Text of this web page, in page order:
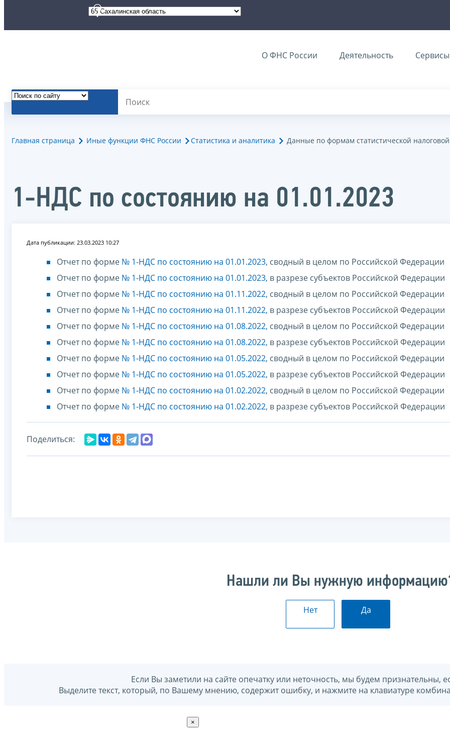
О ФНС России Деятельность Сервисы
Главная страница Иные функции ФНС России Статистика и аналитика Данные по формам статистической
1-НДС по состоянию на 01.01.2023
Дата публикации: 23.03.2023 10:27
Отчет по форме № 1-НДС по состоянию на 01.01.2023, сводный в целом по Российской Федерации
Отчет по форме № 1-НДС по состоянию на 01.01.2023, в разрезе субъектов Российской Федерации
Отчет по форме № 1-НДС по состоянию на 01.11.2022, сводный в целом по Российской Федерации
Отчет по форме № 1-НДС по состоянию на 01.11.2022, в разрезе субъектов Российской Федерации
Отчет по форме № 1-НДС по состоянию на 01.08.2022, сводный в целом по Российской Федерации
Отчет по форме № 1-НДС по состоянию на 01.08.2022, в разрезе субъектов Российской Федерации
Отчет по форме № 1-НДС по состоянию на 01.05.2022, сводный в целом по Российской Федерации
Отчет по форме № 1-НДС по состоянию на 01.05.2022, в разрезе субъектов Российской Федерации
Отчет по форме № 1-НДС по состоянию на 01.02.2022, сводный в целом по Российской Федерации
Отчет по форме № 1-НДС по состоянию на 01.02.2022, в разрезе субъектов Российской Федерации
Поделиться:
Нашли ли Вы нужную
Нет Да
Если Вы заметили на сайте опечатку или неточность, мы будем признательны,
Выделите текст, который, по Вашему мнению, содержит ошибку, и нажмите на клавиатуре
×